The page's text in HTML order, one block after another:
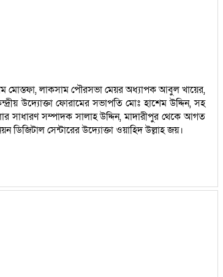
মোস্তফা, লাকসাম পৌরসভা মেয়র অধ্যাপক আবুল খায়ের,
উদ্যোক্তা ফোরামের সভাপতি মোঃ হাশেম উদ্দিন, সহ
সাধারণ সম্পাদক সালাহ উদ্দিন, মাদারীপুর থেকে আগত
ডিজিটাল সেন্টারের উদ্যোক্তা ওয়াহিদ উল্লাহ জয়।